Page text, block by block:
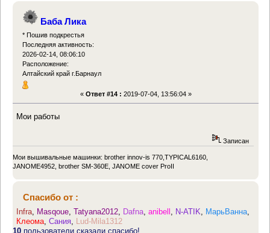
Баба Лика
* Пошив подкрестья
Последняя активность:
2026-02-14, 08:06:10
Расположение:
Алтайский край г.Барнаул
« Ответ #14 : 2019-07-04, 13:56:04 »
Мои работы
Записан
Мои вышивальные машинки: brother innov-is 770,TYPICAL6160,
JANOME4952, brother SM-360E, JANOME cover ProII
Спасибо от :
Infra, Masqoue,Tatyana2012, Dafna,anibell , N-ATIK, МарьВанна,
Клеома,Сания, Lud-Mila1312
10 пользователи сказали спасибо!